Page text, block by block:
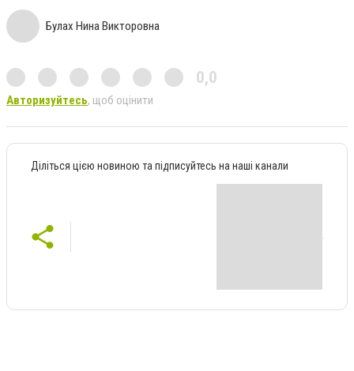
Булах Нина Викторовна
0,0
Авторизуйтесь, щоб оцінити
Діліться цією новиною та підписуйтесь на наші канали